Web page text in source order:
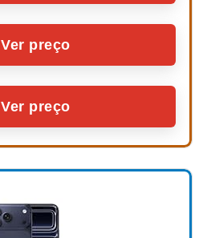
Ver preço
Ver preço